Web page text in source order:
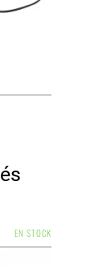
EN STOCK